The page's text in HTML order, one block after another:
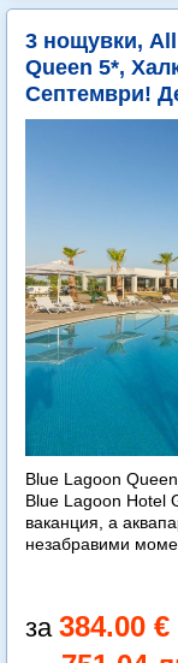
3 нощувки,
Queen 5*,
Септември!
Blue Lagoon
Blue Lagoon Hotel
ваканция, а
незабравими
384.00 €